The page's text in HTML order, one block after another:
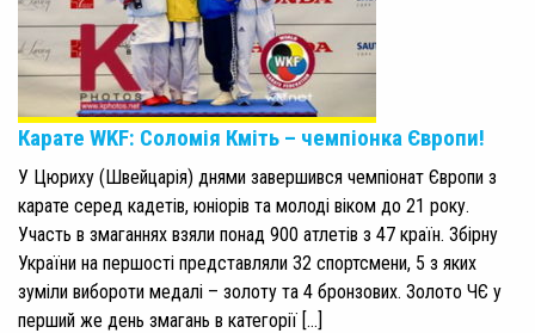
Карате WKF: Соломія Кміть – чемпіонка Європи!
У Цюриху (Швейцарія) днями завершився чемпіонат Європи з
карате серед кадетів, юніорів та молоді віком до 21 року.
Участь в змаганнях взяли понад 900 атлетів з 47 країн. Збірну
України на першості представляли 32 спортсмени, 5 з яких
зуміли вибороти медалі – золоту та 4 бронзових. Золото ЧЄ у
перший же день змагань в категорії […]